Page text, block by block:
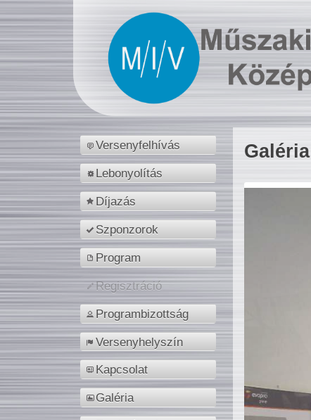
Versenyfelhívás
Lebonyolítás
Díjazás
Szponzorok
Program
Regisztráció
Programbizottság
Versenyhelyszín
Kapcsolat
Galéria
Galéria